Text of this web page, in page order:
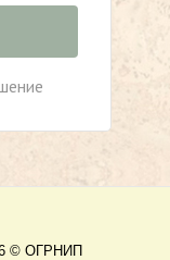
© ОГРНИП